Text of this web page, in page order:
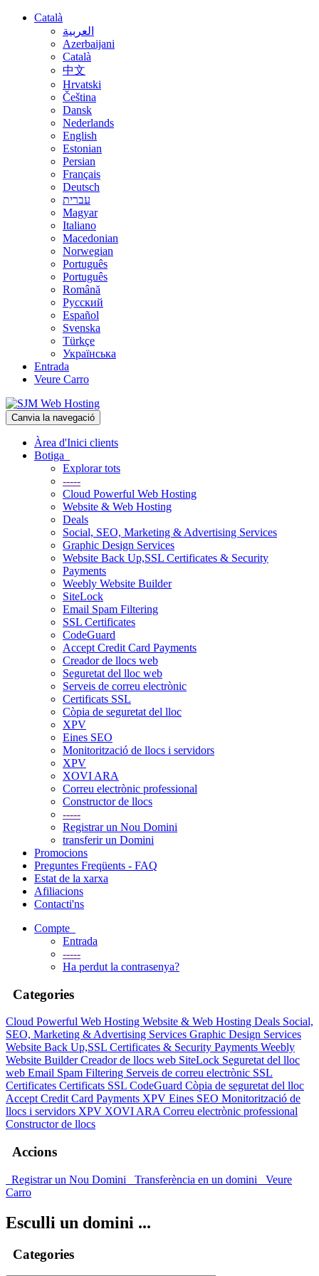
Català
العربية
Azerbaijani
Català
中文
Hrvatski
Čeština
Dansk
Nederlands
English
Estonian
Persian
Français
Deutsch
עברית
Magyar
Italiano
Macedonian
Norwegian
Português
Português
Română
Русский
Español
Svenska
Türkçe
Українська
Entrada
Veure Carro
Canvia la navegació
Àrea d'Inici clients
Botiga
Explorar tots
-----
Cloud Powerful Web Hosting
Website & Web Hosting
Deals
Social, SEO, Marketing & Advertising Services
Graphic Design Services
Website Back Up,SSL Certificates & Security
Payments
Weebly Website Builder
SiteLock
Email Spam Filtering
SSL Certificates
CodeGuard
Accept Credit Card Payments
Creador de llocs web
Seguretat del lloc web
Serveis de correu electrònic
Certificats SSL
Còpia de seguretat del lloc
XPV
Eines SEO
Monitorització de llocs i servidors
XPV
XOVI ARA
Correu electrònic professional
Constructor de llocs
-----
Registrar un Nou Domini
transferir un Domini
Promocions
Preguntes Freqüents - FAQ
Estat de la xarxa
Afiliacions
Contacti'ns
Compte
Entrada
-----
Ha perdut la contrasenya?
Categories
Cloud Powerful Web Hosting Website & Web Hosting Deals Social,
SEO, Marketing & Advertising Services Graphic Design Services
Website Back Up,SSL Certificates & Security Payments Weebly
Website BuilderCreador de llocs web SiteLock Seguretat del lloc
web Email Spam Filtering Serveis de correu electrònic SSL
Certificates Certificats SSL CodeGuard Còpia de seguretat del lloc
Accept Credit Card Payments XPV Eines SEO Monitorització de
llocs i servidors XPV XOVI ARACorreu electrònic professional
Constructor de llocs
Accions
Registrar un Nou Domini Transferència en un domini
Veure
Carro
Esculli un domini ...
Categories